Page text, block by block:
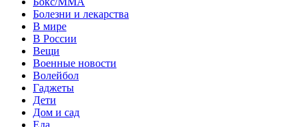
Болезни и лекарства
В мире
В России
Вещи
Военные новости
Волейбол
Гаджеты
Дети
Дом и сад
Еда